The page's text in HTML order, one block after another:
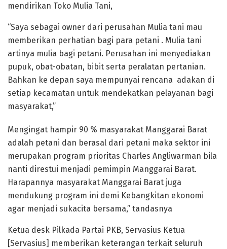
mendirikan Toko Mulia Tani,
“Saya sebagai owner dari perusahan Mulia tani mau
memberikan perhatian bagi para petani . Mulia tani
artinya mulia bagi petani. Perusahan ini menyediakan
pupuk, obat-obatan, bibit serta peralatan pertanian.
Bahkan ke depan saya mempunyai rencana adakan di
setiap kecamatan untuk mendekatkan pelayanan bagi
masyarakat,”
Mengingat hampir 90 % masyarakat Manggarai Barat
adalah petani dan berasal dari petani maka sektor ini
merupakan program prioritas Charles Angliwarman bila
nanti direstui menjadi pemimpin Manggarai Barat.
Harapannya masyarakat Manggarai Barat juga
mendukung program ini demi Kebangkitan ekonomi
agar menjadi sukacita bersama,” tandasnya
Ketua desk Pilkada Partai PKB, Servasius Ketua
[Servasius] memberikan keterangan terkait seluruh